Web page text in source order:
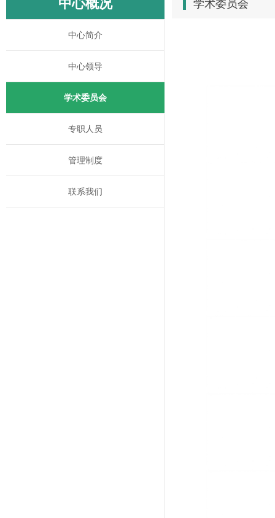
中心概况
中心简介
中心领导
学术委员会
专职人员
管理制度
联系我们
学术委员会